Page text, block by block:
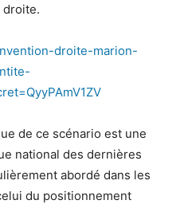
droite.
droite-marion-
de ce scénario est une
national des dernières
abordé dans les
du positionnement